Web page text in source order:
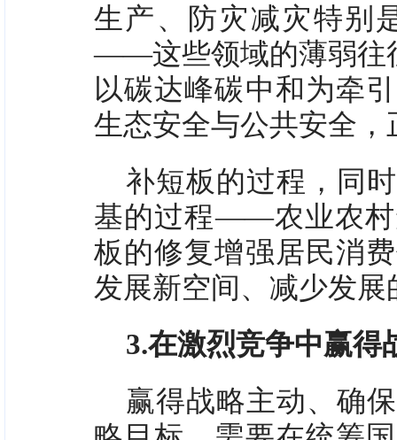
生产、防灾减灾特别
——这些领域的薄弱往
以碳达峰碳中和为牵
生态安全与公共安全
补短板的过程，同
基的过程——农业农村
板的修复增强居民消
发展新空间、减少发
3.在激烈竞争中赢得
赢得战略主动、确